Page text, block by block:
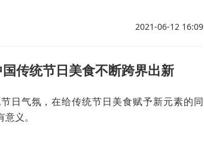
2021-06-12 16:09
传统节日美食不断跨界出新
日气氛，在给传统节日美食赋予新元素的同
义。